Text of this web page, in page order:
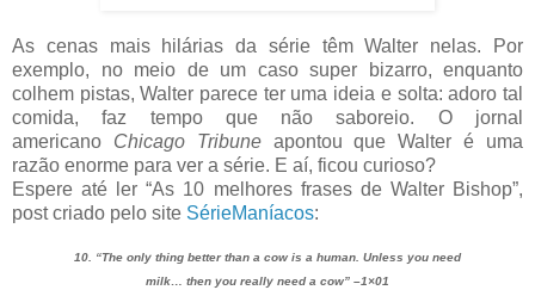
As cenas mais hilárias da série têm Walter nelas. Por
exemplo, no meio de um caso super bizarro, enquanto
colhem pistas, Walter parece ter uma ideia e solta: adoro tal
comida, faz tempo que não saboreio. O jornal
americano Chicago Tribuneapontou que Walter é uma
razão enorme para ver a série. E aí, ficou curioso?
Espere até ler “As 10 melhores frases de Walter Bishop”,
post criado pelo site SérieManíacos:
10. “The only thing better than a cow is a human. Unless you need
milk… then you really need a cow” –1×01